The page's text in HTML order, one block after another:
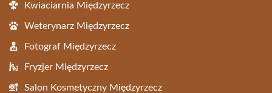
Kwiaciarnia Międzyrzecz
Weterynarz Międzyrzecz
Fotograf Międzyrzecz
Fryzjer Międzyrzecz
Salon Kosmetyczny Międzyrzecz